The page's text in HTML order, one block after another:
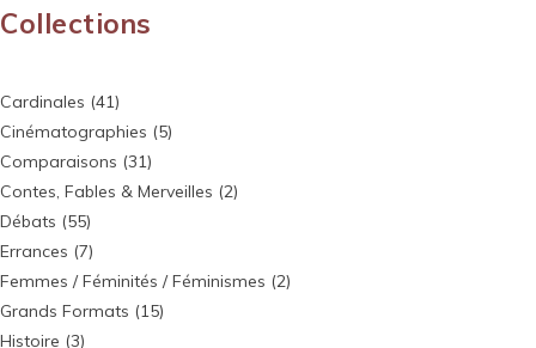
Collections
Cardinales (41)
Cinématographies (5)
Comparaisons (31)
Contes, Fables & Merveilles (2)
Débats (55)
Errances (7)
Femmes / Féminités / Féminismes (2)
Grands Formats (15)
Histoire (3)